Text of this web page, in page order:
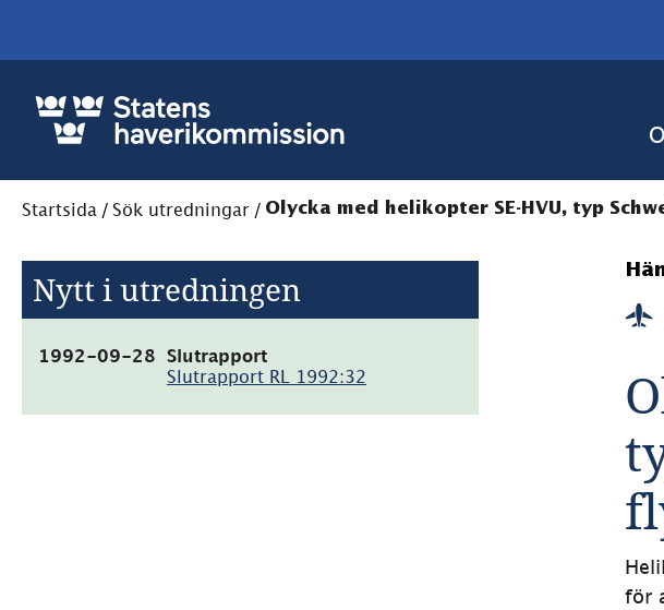
Startsida / Sök utredningar / Olycka med helikopter SE-HVU, typ
Nytt i utredningen
1992-09-28
Slutrapport
Slutrapport RL 1992:32
(pdf,
för